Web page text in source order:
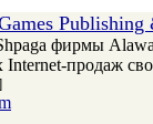
фирмы
продаж